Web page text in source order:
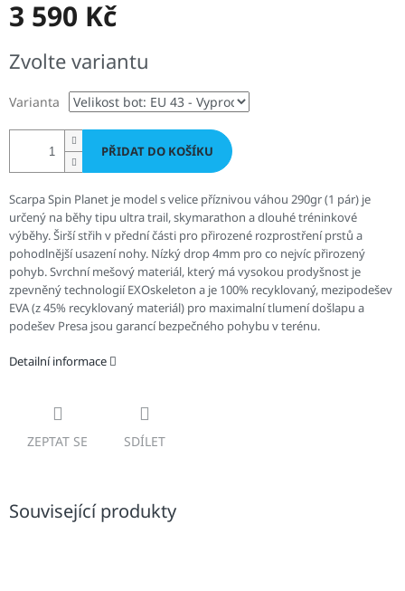
3 590 Kč
cena:
Zvolte variantu
Varianta
PŘIDAT DO KOŠÍKU
Scarpa Spin Planet je model s velice příznivou váhou 290gr (1 pár) je
určený na běhy tipu ultra trail, skymarathon a dlouhé tréninkové
výběhy. Širší střih v přední části pro přirozené rozprostření prstů a
pohodlnější usazení nohy. Nízký drop 4mm pro co nejvíc přirozený
pohyb. Svrchní mešový materiál, který má vysokou prodyšnost je
zpevněný technologií EXOskeleton a je 100% recyklovaný, mezipodešev
EVA (z 45% recyklovaný materiál) pro maximalní tlumení došlapu a
podešev Presa jsou garancí bezpečného pohybu v terénu.
Detailní informace
ZEPTAT SE SDÍLET
Související produkty